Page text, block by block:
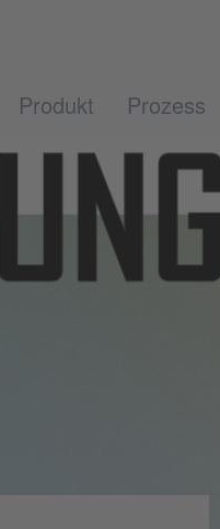
Produkt Prozess